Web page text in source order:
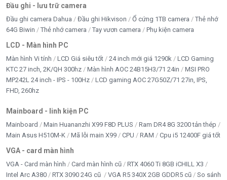
Camera tự chuyển đổi giữa hồng ngoại và Full Color
dựa trên điều kiện ánh sáng thực tế.
Chế độ Hồng ngoại
Tiết kiệm điện năng, phù hợp khu vực không cần hiển
thị màu sắc.
Hiển thị hình ảnh màu sắc liên tục suốt đêm.
Giúp camera hoạt động kín đáo hơn trong các khu vực
yêu cầu riêng tư.
Đầu ghi - lưu trữ camera
Đầu ghi camera Dahua Đầu ghi Hikvison Ổ cứng 1TB camera
Thẻ nhớ
64G Biwin
Thẻ nhớ camera Tay vươn camera Phụ kiện camera
LCD - Màn hình PC
Màn hình Vi tính LCD Giá siêu tốt 24 inch mới giá 1290k
LCD Gaming
KTC 27 inch, 2K/QH 300hz
Màn hình AOC 24B15H3/71 24in
MSI PRO
MP242L 24 inch - IPS - 100Hz
LCD gaming AOC 27G50Z/71 27in, IPS,
FHD, 260hz
Mainboard - linh kiện PC
Mainboard Main Huananzhi X99 F8D PLUS
Ram DR4 8G 3200 tản thép
Main Asus H510M-K
Mã lỗi main X99 CPU RAM Cpu i5 12400F giá tốt
VGA - card màn hình
VGA - Card màn hình Card màn hình cũ
RTX 4060 Ti 8GB iCHILL X3
Intel Arc A380
RTX 3090 24G cũ VGA R5 340X 2GB GDDR5 cũ
So sánh